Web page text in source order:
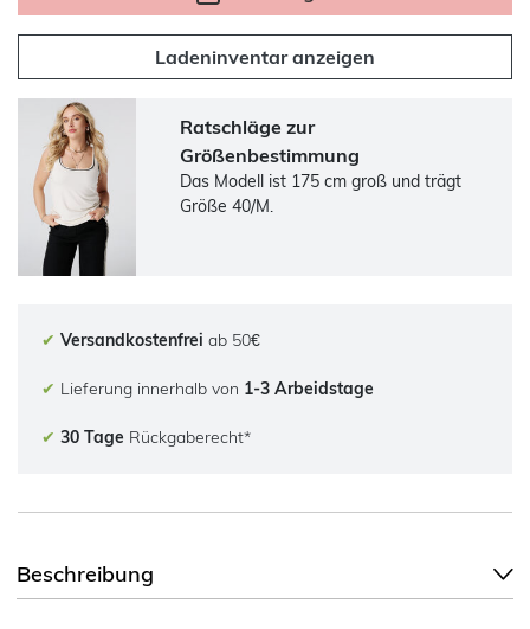
Ladeninventar anzeigen
Ratschläge zur
Größenbestimmung
Das Modell ist 175 cm groß und trägt
Größe 40/M.
✔ Versandkostenfrei ab 50€
✔ Lieferung innerhalb von 1-3 Arbeidstage
✔ 30 Tage Rückgaberecht*
Beschreibung